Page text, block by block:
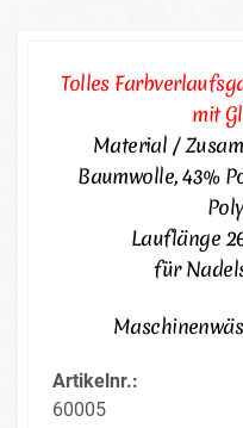
Tolles
mit
Material /
Baumwolle, 43%
Lauflänge
für
Artikelnr.:
60005